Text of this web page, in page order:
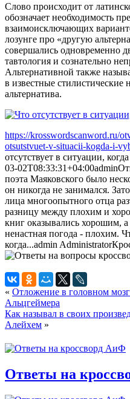
Слово происходит от
обозначает необходимость
взаимоисключающих
лозунге про «другую
совершались одновременно
тавтология и сознательно
Альтернативной также
в известные стилистические
альтернатива.
https://krosswordscanword.ru/
otsutstvuet-v-situacii-kogda-i-
отсутствует в ситуации,
03-02T08:33:31+04:00admin
поэта Маяковского было
он никогда не занимался.
лица многоопытного отца
разницу между плохим и
книг оказывались хорошим, а
ненастная погода - плохим.
когда...admin Administrator
« Отложение в головном
Альцгеймера
Как называл в своих
Алейхем »
Ответы на